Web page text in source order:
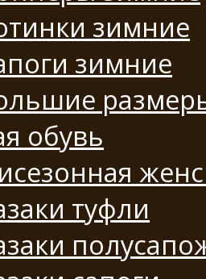
зимние
зимние
обувь
туфли